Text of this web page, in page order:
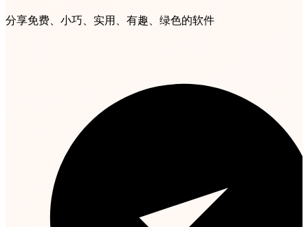
分享免费、小巧、实用、有趣、绿色的软件